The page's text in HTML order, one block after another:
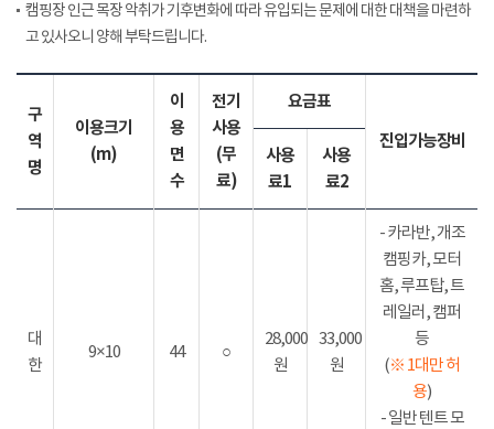
캠핑장 인근 목장 악취가 기후변화에 따라 유입되는 문제에 대한 대책을 마련하
고 있사오니 양해 부탁드립니다.
구
역
명
이용크기
(m)
이
용
면
수
전기
사용
(무
료)
요금표
진입가능장비
사용
료1
사용
료2
대
한
9×10 44 ○
28,000
원
33,000
원
- 카라반, 개조
캠핑카, 모터
홈, 루프탑, 트
레일러, 캠퍼
등
(※ 1대만 허
용)
- 일반 텐트 모